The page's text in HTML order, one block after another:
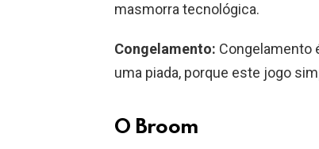
masmorra tecnológica.
Congelamento: Congelamento
uma piada, porque este jogo
O Broom